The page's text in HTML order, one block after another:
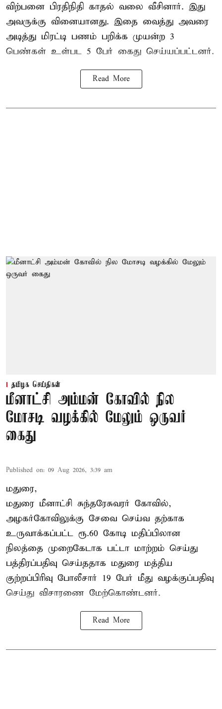
விற்பனை பிரதிநிதி காதல் வலை வீசினார். இது
அவருக்கு வினையானது. இதை வைத்து அவரை
அடித்து மிரட்டி பணம் பறிக்க முயன்ற 3
பெண்கள் உள்பட 5 பேர் கைது செய்யப்பட்டனர்.
Read More
தமிழக செய்திகள்
மீனாட்சி அம்மன் கோவில் நில
மோசடி வழக்கில் மேலும் ஒருவர்
கைது
Published on: 09 Aug 2026, 3:39 am
மதுரை,
மதுரை மீனாட்சி சுந்தரேசுவரர் கோவில்,
அழகர்கோவிலுக்கு சேவை செய்வ தற்காக
உருவாக்கப்பட்ட ரூ.60 கோடி மதிப்பிலான
நிலத்தை முறைகேடாக பட்டா மாற்றம் செய்து
பத்திரப்பதிவு செய்ததாக மதுரை மத்திய
குற்றப்பிரிவு போலீசார் 19 பேர் மீது வழக்குப்பதிவு
செய்து விசாரணை மேற்கொண்டனர்.
Read More